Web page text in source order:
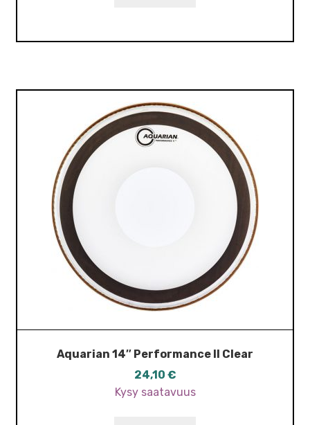
Aquarian 14″ Performance II Clear
24,10 €
Kysy saatavuus